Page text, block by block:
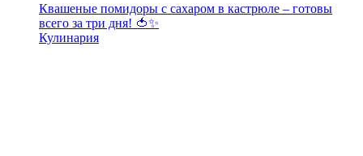
Квашеные помидоры с сахаром в кастрюле – готовы
всего за три дня! 🍅✨
Кулинария